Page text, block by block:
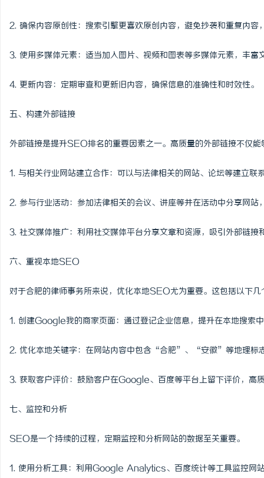
2. 确保内容原创性：搜索引擎更喜欢原创内容，避免抄袭和重复内容
3. 使用多媒体元素：适当加入图片、视频和图表等多媒体元素，丰富
4. 更新内容：定期审查和更新旧内容，确保信息的准确性和时效性。
五、构建外部链接
外部链接是提升SEO排名的重要因素之一。高质量的外部链接不仅
1. 与相关行业网站建立合作：可以与法律相关的网站、论坛等建立联
2. 参与行业活动：参加法律相关的会议、讲座等并在活动中分享网站
3. 社交媒体推广：利用社交媒体平台分享文章和资源，吸引外部链接
六、重视本地SEO
对于合肥的律师事务所来说，优化本地SEO尤为重要。这包括以下几
1. 创建Google我的商家页面：通过登记企业信息，提升在本地搜索
2. 优化本地关键字：在网站内容中包含“合肥”、“安徽”等地理标
3. 获取客户评价：鼓励客户在Google、百度等平台上留下评价，高
七、监控和分析
SEO是一个持续的过程，定期监控和分析网站的数据至关重要。
1. 使用分析工具：利用Google Analytics、百度统计等工具监控网